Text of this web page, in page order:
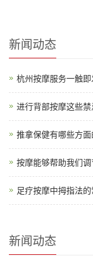
新闻动态
杭州按摩服务一触
进行背部按摩这些
推拿保健有哪些方面
按摩能够帮助我们调
足疗按摩中拇指法
新闻动态